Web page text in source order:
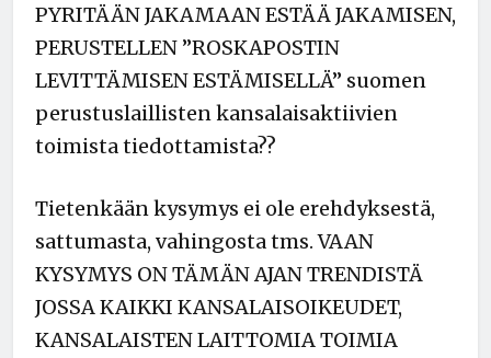
PYRITÄÄN JAKAMAAN ESTÄÄ JAKAMISEN,
PERUSTELLEN ”ROSKAPOSTIN
LEVITTÄMISEN ESTÄMISELLÄ” suomen
perustuslaillisten kansalaisaktiivien
toimista tiedottamista??
Tietenkään kysymys ei ole erehdyksestä,
sattumasta, vahingosta tms. VAAN
KYSYMYS ON TÄMÄN AJAN TRENDISTÄ
JOSSA KAIKKI KANSALAISOIKEUDET,
KANSALAISTEN LAITTOMIA TOIMIA